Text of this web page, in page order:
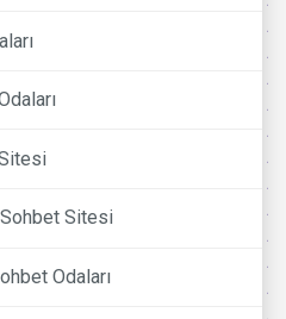
Sitesi
Odaları